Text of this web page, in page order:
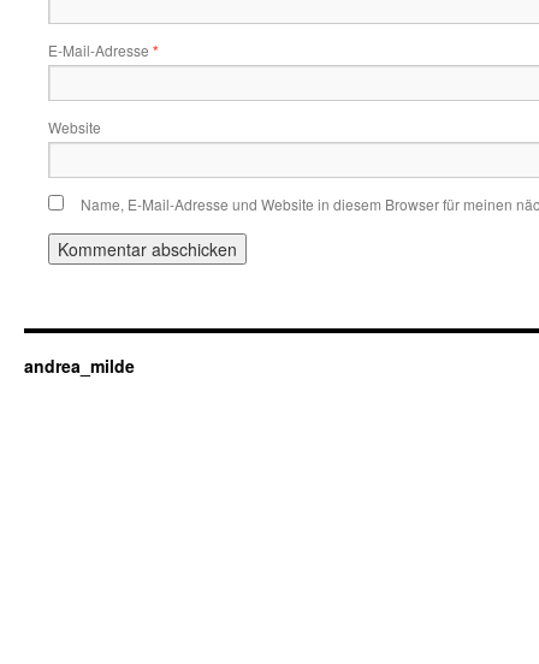
E-Mail-Adresse *
Website
Name, E-Mail-Adresse und Website in diesem Browser für meinen
andrea_milde